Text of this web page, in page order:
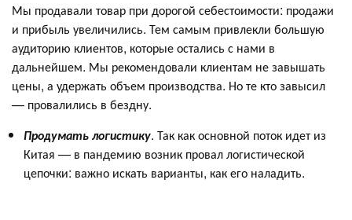
Мы продавали товар при дорогой себестоимости: продажи
и прибыль увеличились. Тем самым привлекли большую
аудиторию клиентов, которые остались с нами в
дальнейшем. Мы рекомендовали клиентам не завышать
цены, а удержать объем производства. Но те кто завысил
— провалились в бездну.
Продумать логистику. Так как основной поток идет из
Китая — в пандемию возник провал логистической
цепочки: важно искать варианты, как его наладить.